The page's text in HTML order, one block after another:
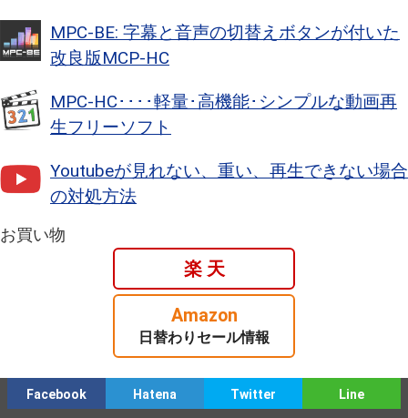
MPC-BE: 字幕と音声の切替えボタンが付いた
改良版MCP-HC
MPC-HC････軽量･高機能･シンプルな動画再
生フリーソフト
Youtubeが見れない、重い、再生できない場合
の対処方法
お買い物
楽 天
Amazon
日替わりセール情報
Facebook Hatena Twitter Line